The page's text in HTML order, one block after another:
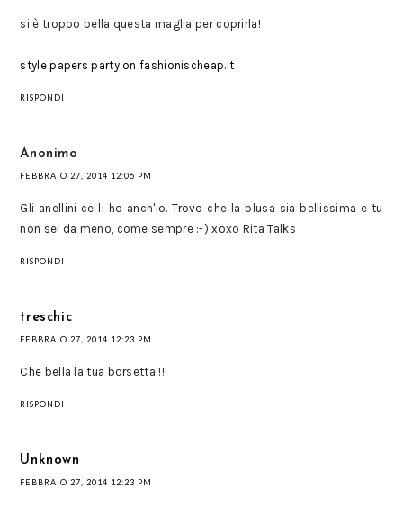
si è troppo bella questa maglia per coprirla!
style papers party on fashionischeap.it
RISPONDI
Anonimo
FEBBRAIO 27, 2014 12:06 PM
Gli anellini ce li ho anch'io. Trovo che la blusa sia bellissima e tu
non sei da meno, come sempre :-) xoxo Rita Talks
RISPONDI
treschic
FEBBRAIO 27, 2014 12:23 PM
Che bella la tua borsetta!!!!
RISPONDI
Unknown
FEBBRAIO 27, 2014 12:23 PM